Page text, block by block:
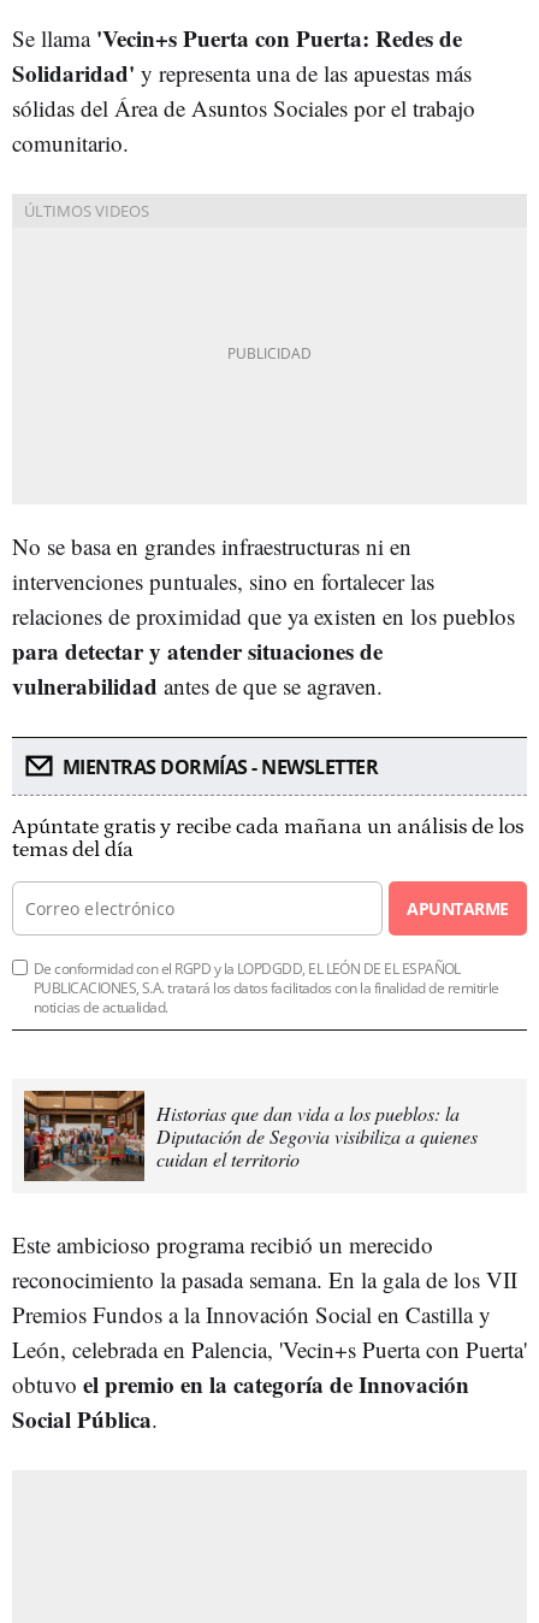
Se llama 'Vecin+s Puerta con Puerta: Redes de
Solidaridad' y representa una de las apuestas más
sólidas del Área de Asuntos Sociales por el trabajo
comunitario.
No se basa en grandes infraestructuras ni en
intervenciones puntuales, sino en fortalecer las
relaciones de proximidad que ya existen en los pueblos
para detectar y atender situaciones de
vulnerabilidad antes de que se agraven.
MIENTRAS DORMÍAS - NEWSLETTER
Apúntate gratis y recibe cada mañana un análisis de los
temas del día
APUNTARME
De conformidad con el RGPD y la LOPDGDD, EL LEÓN DE EL ESPAÑOL
PUBLICACIONES, S.A. tratará los datos facilitados con la finalidad de remitirle
noticias de actualidad.
Historias que dan vida a los pueblos: la
Diputación de Segovia visibiliza a quienes
cuidan el territorio
Este ambicioso programa recibió un merecido
reconocimiento la pasada semana. En la gala de los VII
Premios Fundos a la Innovación Social en Castilla y
León, celebrada en Palencia, 'Vecin+s Puerta con Puerta'
obtuvo el premio en la categoría de Innovación
Social Pública.